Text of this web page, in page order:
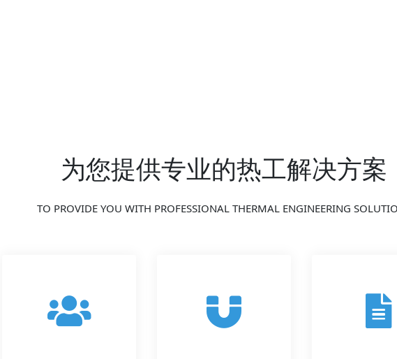
为您提供专业的热工解决方案
TO PROVIDE YOU WITH PROFESSIONAL THERMAL ENGINEERING